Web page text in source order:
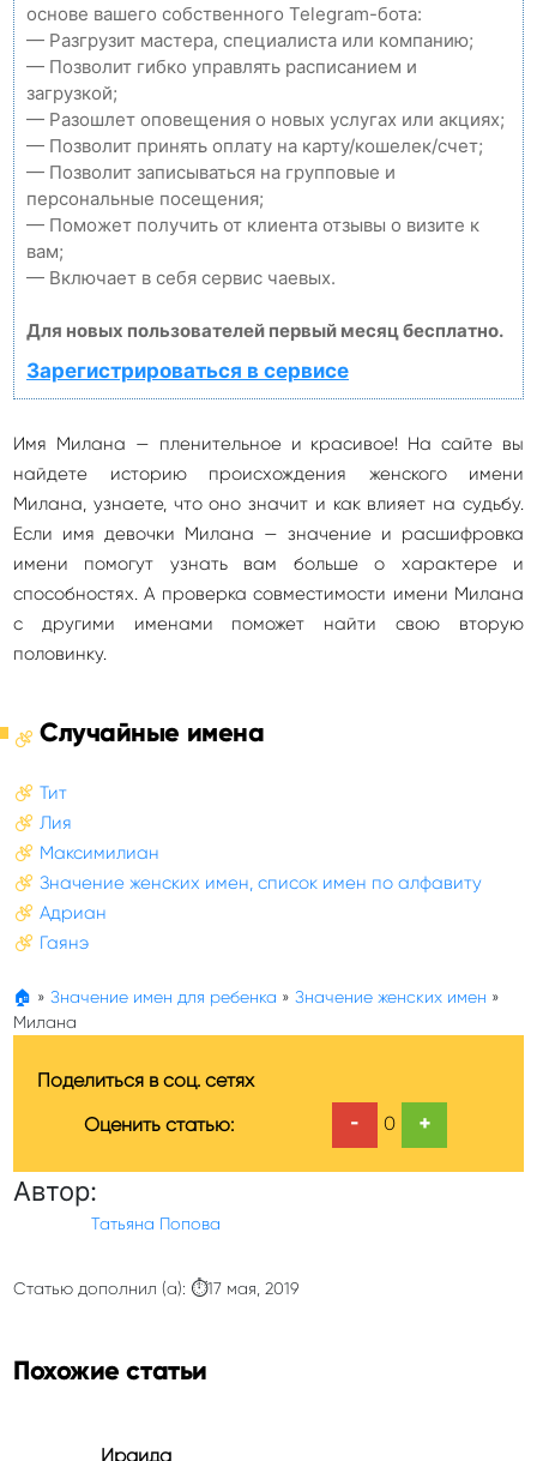
основе вашего собственного Telegram-бота:
— Разгрузит мастера, специалиста или компанию;
— Позволит гибко управлять расписанием и
загрузкой;
— Разошлет оповещения о новых услугах или акциях;
— Позволит принять оплату на карту/кошелек/счет;
— Позволит записываться на групповые и
персональные посещения;
— Поможет получить от клиента отзывы о визите к
вам;
— Включает в себя сервис чаевых.
Для новых пользователей первый месяц бесплатно.
Зарегистрироваться в сервисе
Имя Милана — пленительное и красивое! На сайте вы
найдете историю происхождения женского имени
Милана, узнаете, что оно значит и как влияет на судьбу.
Если имя девочки Милана — значение и расшифровка
имени помогут узнать вам больше о характере и
способностях. А проверка совместимости имени Милана
с другими именами поможет найти свою вторую
половинку.
Случайные имена
Тит
Лия
Максимилиан
Значение женских имен, список имен по алфавиту
Адриан
Гаянэ
🏠 » Значение имен для ребенка » Значение женских имен »
Милана
Поделиться в соц. сетях
Оценить статью:
- 0 +
Автор:
Татьяна Попова
Статью дополнил (а): ⏱17 мая, 2019
Похожие статьи
Ираида